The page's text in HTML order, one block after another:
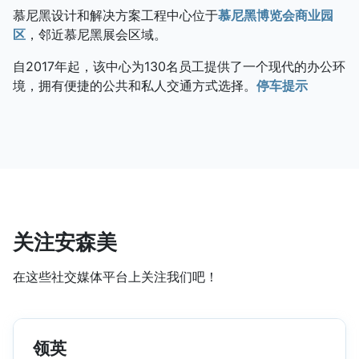
慕尼黑设计和解决方案工程中心位于慕尼黑博览会商业园
区 ，邻近慕尼黑展会区域。
自2017年起，该中心为130名员工提供了一个现代的办公环
境，拥有便捷的公共和私人交通方式选择。 停车提示
关注安森美
在这些社交媒体平台上关注我们吧！
领英